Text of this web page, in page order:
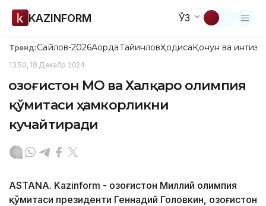
KAZINFORM ЎЗ
Тренд:Сайлов-2026АқордаТайинловҲодисаҚонун ва
13:50, 18 Декабр 2024
Қозоғистон МОҚ ва Халқаро олимпия
қўмитаси ҳамкорликни
кучайтиради
ASTANА. Kazinform - Қозоғистон Миллий олимпия
қўмитаси президенти Геннадий Головкин, Қозоғистон